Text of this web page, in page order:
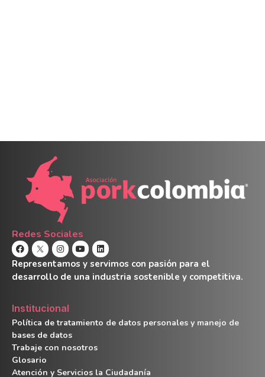
Redes Sociales
Representamos y servimos con pasión para el
desarrollo de una industria sostenible y competitiva.
Institucional
Política de tratamiento de datos personales y manejo de
bases de datos
Trabaje con nosotros
Glosario
Atención y Servicios la Ciudadanía